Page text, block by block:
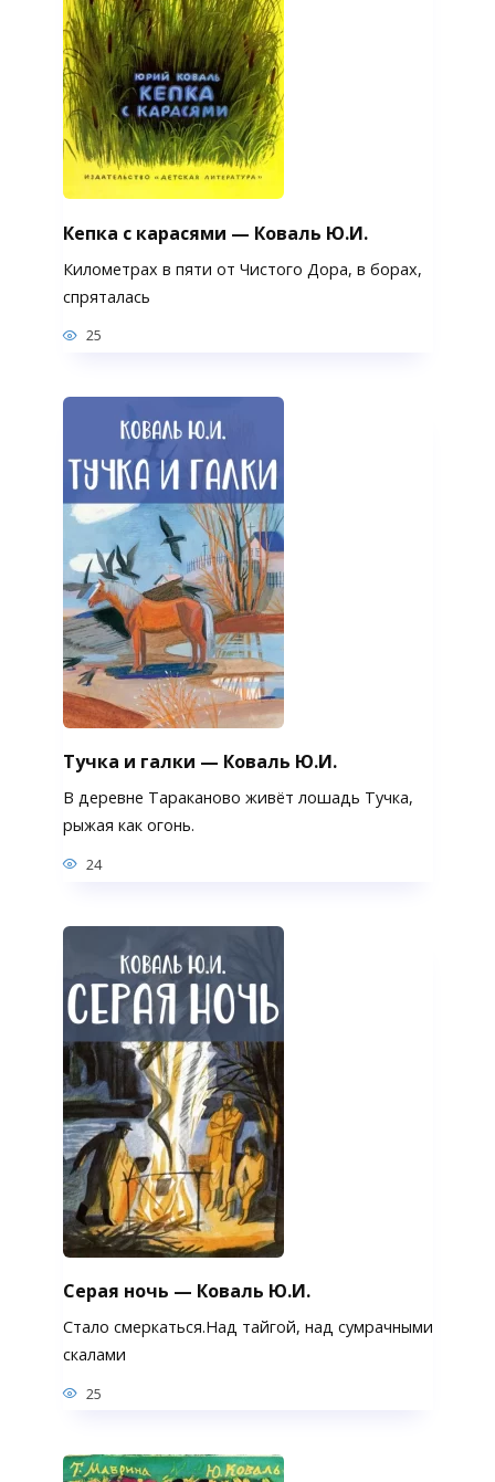
Кепка с карасями — Коваль Ю.И.
Километрах в пяти от Чистого Дора, в борах,
спряталась
25
Тучка и галки — Коваль Ю.И.
В деревне Тараканово живёт лошадь Тучка,
рыжая как огонь.
24
Серая ночь — Коваль Ю.И.
Стало смеркаться.Над тайгой, над сумрачными
скалами
25